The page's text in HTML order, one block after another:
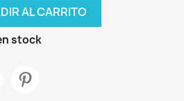
AL CARRITO
stock